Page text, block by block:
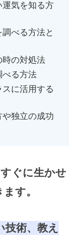
運気を知る方
べる方法と
時の対処法
べる方法
に活用する
独立の成功
ぐに生かせ
す。
術、教え